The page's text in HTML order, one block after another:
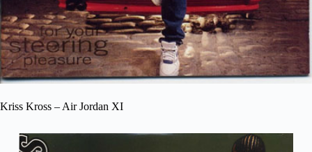
Kriss Kross – Air Jordan XI